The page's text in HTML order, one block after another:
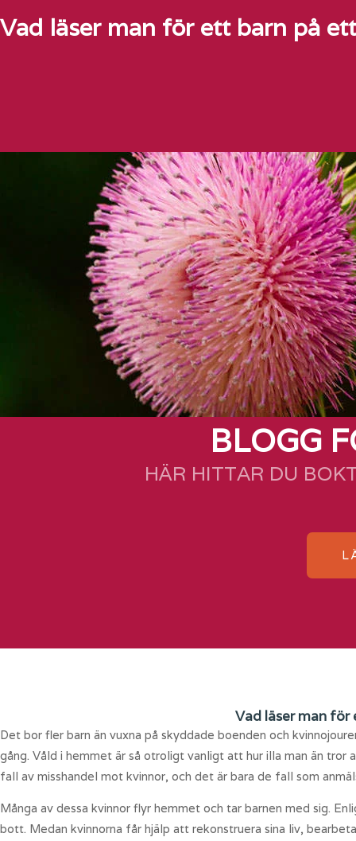
Vad läser man för ett barn på
BLOGG
HÄR HITTAR DU
Vad läser man för
Det bor fler barn än vuxna på skyddade boenden och
gång. Våld i hemmet är så otroligt vanligt att hur illa man än
fall av misshandel mot kvinnor, och det är bara de fall som
Många av dessa kvinnor flyr hemmet och tar barnen med sig.
bott. Medan kvinnorna får hjälp att rekonstruera sina liv,